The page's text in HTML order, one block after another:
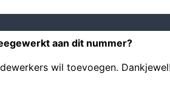
aan dit nummer?
wil toevoegen.